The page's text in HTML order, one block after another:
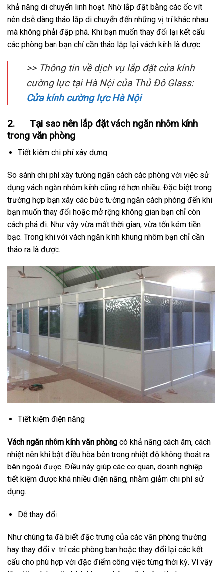
khả năng di chuyển linh hoạt. Nhờ lắp đặt bằng các ốc vít
nên dsễ dàng tháo lắp di chuyển đến những vị trí khác nhau
mà không phải đập phá. Khi bạn muốn thay đổi lại kết cấu
các phòng ban bạn chỉ cần tháo lắp lại vách kính là được.
>> Thông tin về dịch vụ lắp đặt cửa kính
cường lực tại Hà Nội của Thủ Đô Glass:
Cửa kính cường lực Hà Nội
2. Tại sao nên lắp đặt vách ngăn nhôm kính
trong văn phòng
Tiết kiệm chi phí xây dựng
So sánh chi phí xây tường ngăn cách các phòng với việc sử
dụng vách ngăn nhôm kính cũng rẻ hơn nhiều. Đặc biệt trong
trường hợp bạn xây các bức tường ngăn cách phòng đến khi
bạn muốn thay đổi hoặc mở rộng không gian bạn chỉ còn
cách phá đi. Như vậy vừa mất thời gian, vừa tốn kém tiền
bạc. Trong khi với vách ngăn kính khung nhôm bạn chỉ cần
tháo ra là được.
Tiết kiệm điện năng
Vách ngăn nhôm kính văn phòng có khả năng cách âm, cách
nhiệt nên khi bật điều hòa bên trong nhiệt độ không thoát ra
bên ngoài được. Điều này giúp các cơ quan, doanh nghiệp
tiết kiệm được khá nhiều điện năng, nhằm giảm chi phí sử
dụng.
Dễ thay đổi
Như chúng ta đã biết đặc trưng của các văn phòng thường
hay thay đổi vị trí các phòng ban hoặc thay đổi lại các kết
cấu cho phù hợp với đặc điểm công việc từng thời kỳ. Vì vậy